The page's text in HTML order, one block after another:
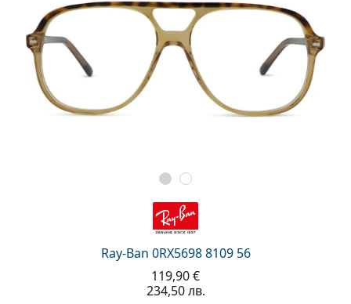
Ray-Ban 0RX5698 8109 56
119,90 €
234,50 лв.